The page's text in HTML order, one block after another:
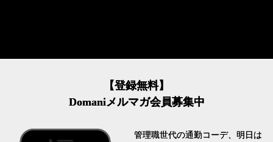
【登録無料】
Domaniメルマガ会員募集中
管理職世代の通勤コーデ、明日は